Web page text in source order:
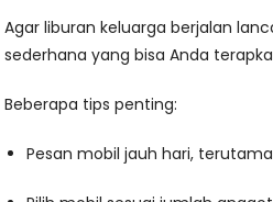
Agar liburan keluarga berjalan
sederhana yang bisa Anda
Beberapa tips penting:
Pesan mobil jauh hari,